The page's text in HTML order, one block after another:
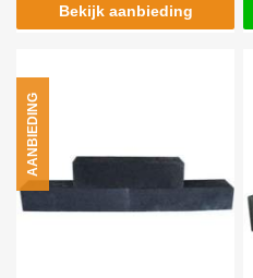
Bekijk aanbieding
AANBIEDING